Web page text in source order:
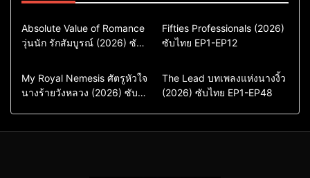
Comedy
Drama
ซีรี่ย์เกาหลี
ซีรี่ย์เกาหลีพากย์ไทย
Absolute Value of Romance
วุ่นนัก รักสัมบูรณ์ (2026) ซับ
Action & Adventure
Comedy
Drama
ซีรี่ย์เกาหลีซับไทย
Fifties Professionals (2026)
ซับไทย EP1-EP12
Comedy
Drama
Sci-Fi & Fantasy
My Royal Nemesis ศัตรูหัวใจ
นางร้ายวังหลวง (2026) ซับ
Drama
ซีรี่ย์จีน
ซีรี่ย์จีนซับไทย
The Lead บทเพลงแห่งนางงิ้ว
(2026) ซับไทย EP1-EP48